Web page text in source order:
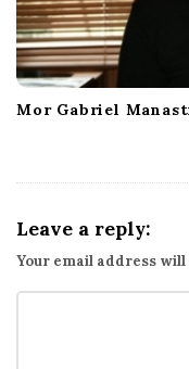
Mor Gabriel
Leave a reply:
Your email address will